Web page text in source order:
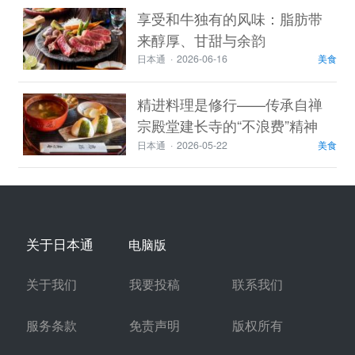
享受和牛独有的风味：脂肪带
来醇厚、甘甜与余韵
日本通 · 2026-06-16 美食
精进料理是修行——传承自禅
宗殿堂建长寺的“不浪费”精神
日本通 · 2026-05-22 美食
电脑版
关于日本通
关于我们 我要投稿 联系我们
服务条款 免责声明 版权所有